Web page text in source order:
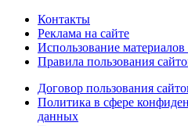
Контакты
Реклама на сайте
Использование материалов
Правила пользования
Договор пользования
Политика в сфере
данных